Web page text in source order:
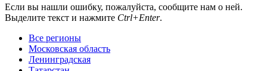
Если вы нашли ошибку, пожалуйста, сообщите нам о ней.
Выделите текст и нажмите Ctrl+Enter.
Все регионы
Московская область
Ленинградская